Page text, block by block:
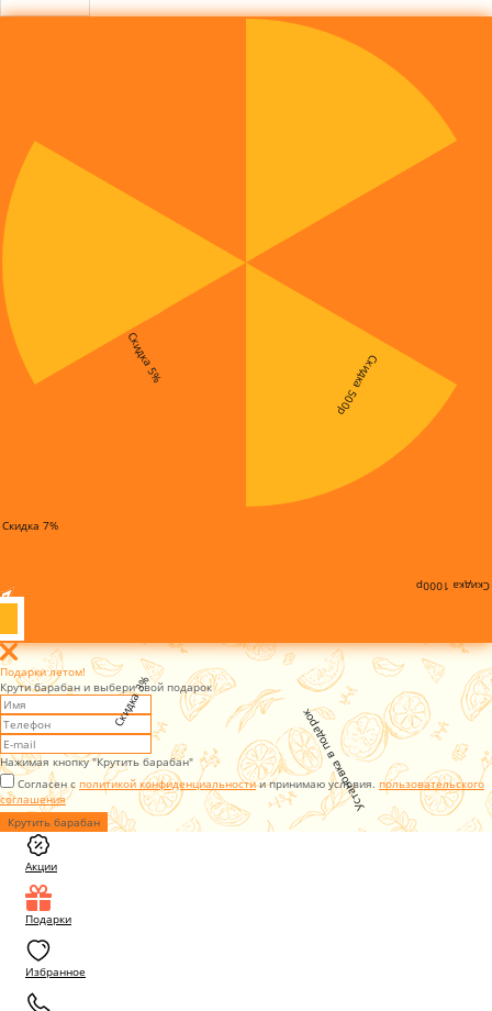
Скидка 3%
Скидка 7%
Скидка 5% Скидка 500р
Скидка 1000р
Установка в подарок
Подарки летом!
Крути барабан и выбери свой подарок
Нажимая кнопку "Крутить барабан"
Согласен с политикой конфиденциальностии принимаю условия. пользовательского
соглашения
Крутить барабан
Акции
Подарки
Избранное